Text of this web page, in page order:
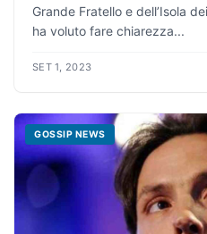
Grande Fratello e dell’Isola
ha voluto fare chiarezza...
SET 1, 2023
GOSSIP NEWS